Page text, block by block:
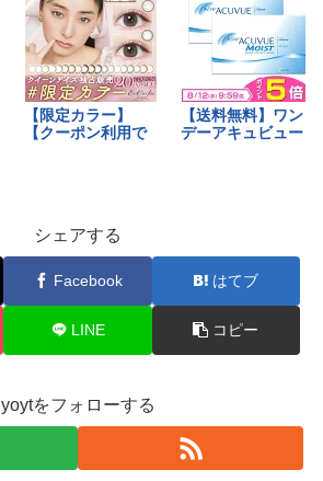
シェアする
Facebook はてブ
LINE コピー
yoytをフォローする